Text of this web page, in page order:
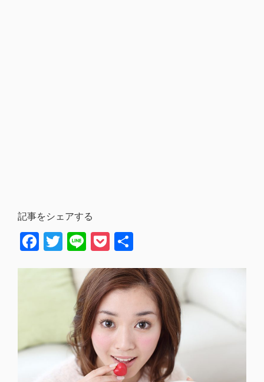
記事をシェアする
Facebook
Twitter
LinePocket